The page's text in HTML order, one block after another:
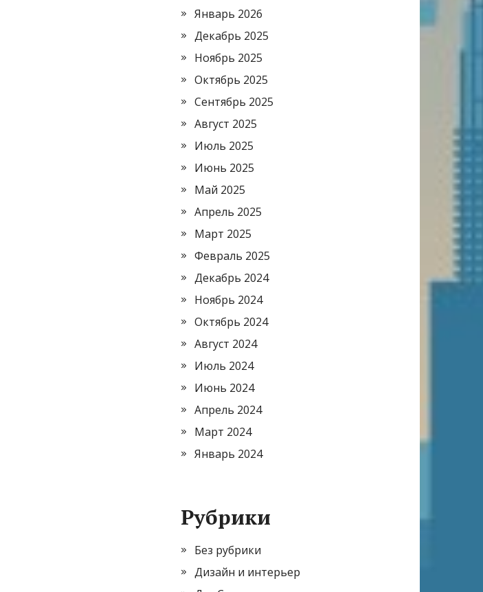
Январь 2026
Декабрь 2025
Ноябрь 2025
Октябрь 2025
Сентябрь 2025
Август 2025
Июль 2025
Июнь 2025
Май 2025
Апрель 2025
Март 2025
Февраль 2025
Декабрь 2024
Ноябрь 2024
Октябрь 2024
Август 2024
Июль 2024
Июнь 2024
Апрель 2024
Март 2024
Январь 2024
Рубрики
Без рубрики
Дизайн и интерьер